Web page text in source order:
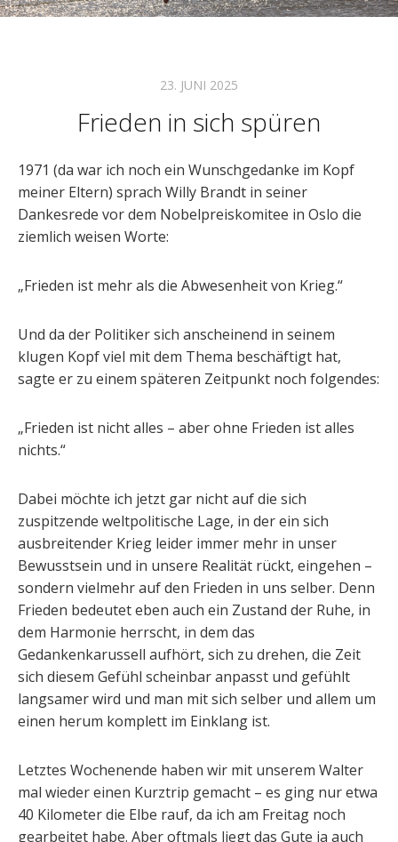
23. JUNI 2025
Frieden in sich spüren
1971 (da war ich noch ein Wunschgedanke im Kopf
meiner Eltern) sprach Willy Brandt in seiner
Dankesrede vor dem Nobelpreiskomitee in Oslo die
ziemlich weisen Worte:
„Frieden ist mehr als die Abwesenheit von Krieg.“
Und da der Politiker sich anscheinend in seinem
klugen Kopf viel mit dem Thema beschäftigt hat,
sagte er zu einem späteren Zeitpunkt noch folgendes:
„Frieden ist nicht alles – aber ohne Frieden ist alles
nichts.“
Dabei möchte ich jetzt gar nicht auf die sich
zuspitzende weltpolitische Lage, in der ein sich
ausbreitender Krieg leider immer mehr in unser
Bewusstsein und in unsere Realität rückt, eingehen –
sondern vielmehr auf den Frieden in uns selber. Denn
Frieden bedeutet eben auch ein Zustand der Ruhe, in
dem Harmonie herrscht, in dem das
Gedankenkarussell aufhört, sich zu drehen, die Zeit
sich diesem Gefühl scheinbar anpasst und gefühlt
langsamer wird und man mit sich selber und allem um
einen herum komplett im Einklang ist.
Letztes Wochenende haben wir mit unserem Walter
mal wieder einen Kurztrip gemacht – es ging nur etwa
40 Kilometer die Elbe rauf, da ich am Freitag noch
gearbeitet habe. Aber oftmals liegt das Gute ja auch